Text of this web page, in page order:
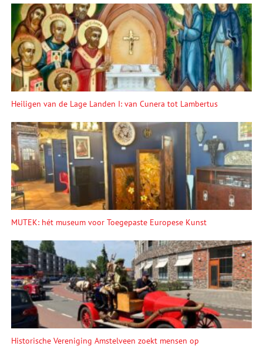
Heiligen van de Lage Landen I: van Cunera tot Lambertus
MUTEK: hét museum voor Toegepaste Europese Kunst
Historische Vereniging Amstelveen zoekt mensen op